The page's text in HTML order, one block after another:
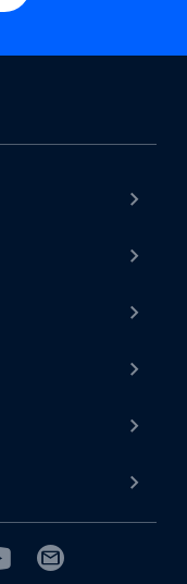
Shopping、
更支援商戶進行社